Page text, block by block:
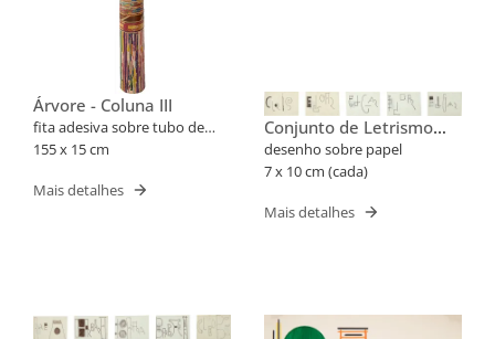
Árvore - Coluna III
fita adesiva sobre tubo de
PVC
155 x 15 cm
Mais detalhes
Conjunto de Letrismo
Para Nomes Próprios
(Cris, Edgar)
desenho sobre papel
7 x 10 cm (cada)
Mais detalhes